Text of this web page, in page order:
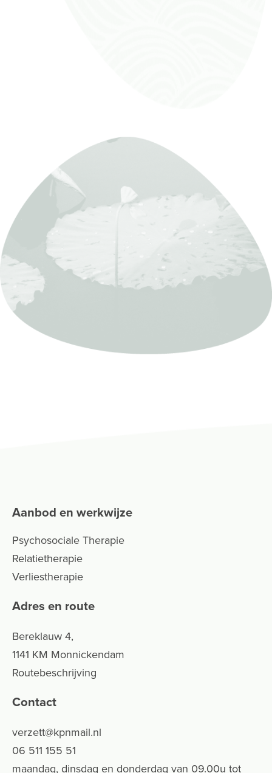
Aanbod en werkwijze
Psychosociale Therapie
Relatietherapie
Verliestherapie
Adres en route
Bereklauw 4,
1141 KM Monnickendam
Routebeschrijving
Contact
verzett@kpnmail.nl
06 511 155 51
maandag, dinsdag en donderdag van 09.00u tot